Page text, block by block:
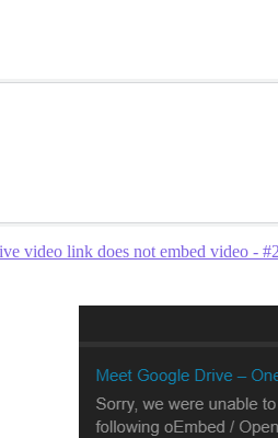
video link does not embed video -